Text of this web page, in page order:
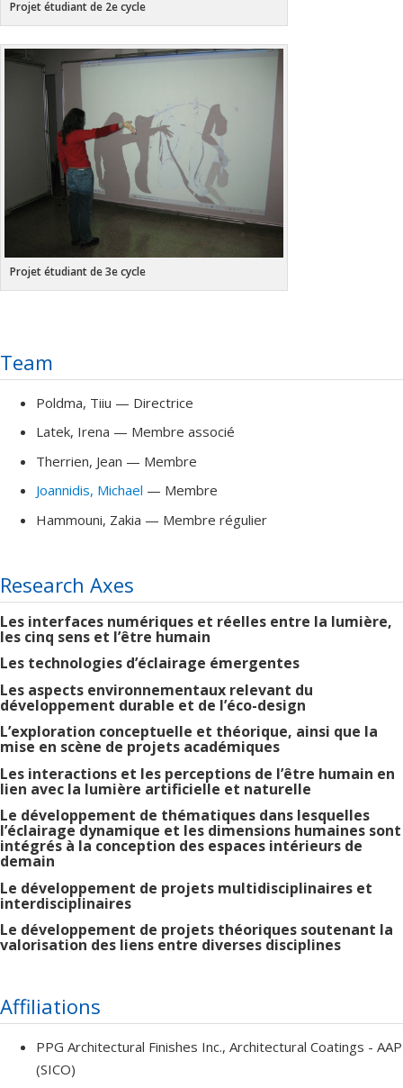
Projet étudiant de 2e cycle
Projet étudiant de 3e cycle
Team
Poldma, Tiiu — Directrice
Latek, Irena — Membre associé
Therrien, Jean — Membre
Joannidis, Michael — Membre
Hammouni, Zakia — Membre régulier
Research Axes
Les interfaces numériques et réelles entre la lumière,
les cinq sens et l’être humain
Les technologies d’éclairage émergentes
Les aspects environnementaux relevant du
développement durable et de l’éco-design
L’exploration conceptuelle et théorique, ainsi que la
mise en scène de projets académiques
Les interactions et les perceptions de l’être humain en
lien avec la lumière artificielle et naturelle
Le développement de thématiques dans lesquelles
l’éclairage dynamique et les dimensions humaines sont
intégrés à la conception des espaces intérieurs de
demain
Le développement de projets multidisciplinaires et
interdisciplinaires
Le développement de projets théoriques soutenant la
valorisation des liens entre diverses disciplines
Affiliations
PPG Architectural Finishes Inc., Architectural Coatings - AAP
(SICO)